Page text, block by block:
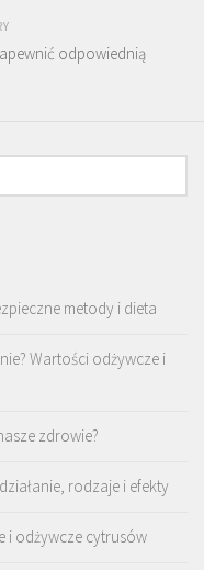
odpowiednią
metody i dieta
Wartości odżywcze i
zdrowie?
rodzaje i efekty
i odżywcze cytrusów